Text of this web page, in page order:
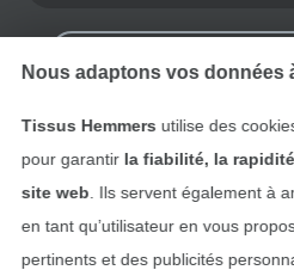
Trouvez
Nous adaptons vos données
Tissus Hemmers utilise des
pour garantir la fiabilité, la
site web . Ils servent également à
en tant qu’utilisateur en vous
pertinents et des publicités